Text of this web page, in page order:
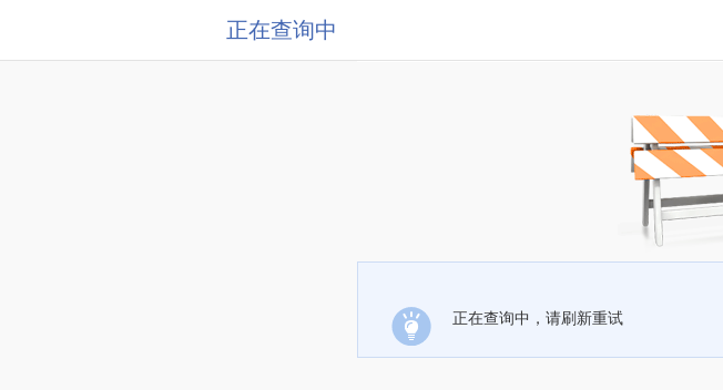
正在查询中
正在查询中，请刷新重试